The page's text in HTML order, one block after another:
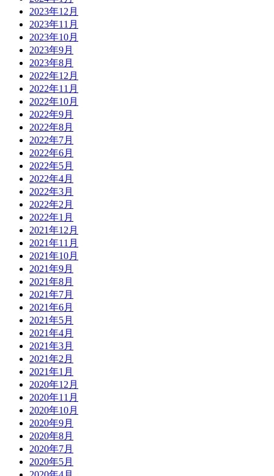
2023年12月
2023年11月
2023年10月
2023年9月
2023年8月
2022年12月
2022年11月
2022年10月
2022年9月
2022年8月
2022年7月
2022年6月
2022年5月
2022年4月
2022年3月
2022年2月
2022年1月
2021年12月
2021年11月
2021年10月
2021年9月
2021年8月
2021年7月
2021年6月
2021年5月
2021年4月
2021年3月
2021年2月
2021年1月
2020年12月
2020年11月
2020年10月
2020年9月
2020年8月
2020年7月
2020年5月